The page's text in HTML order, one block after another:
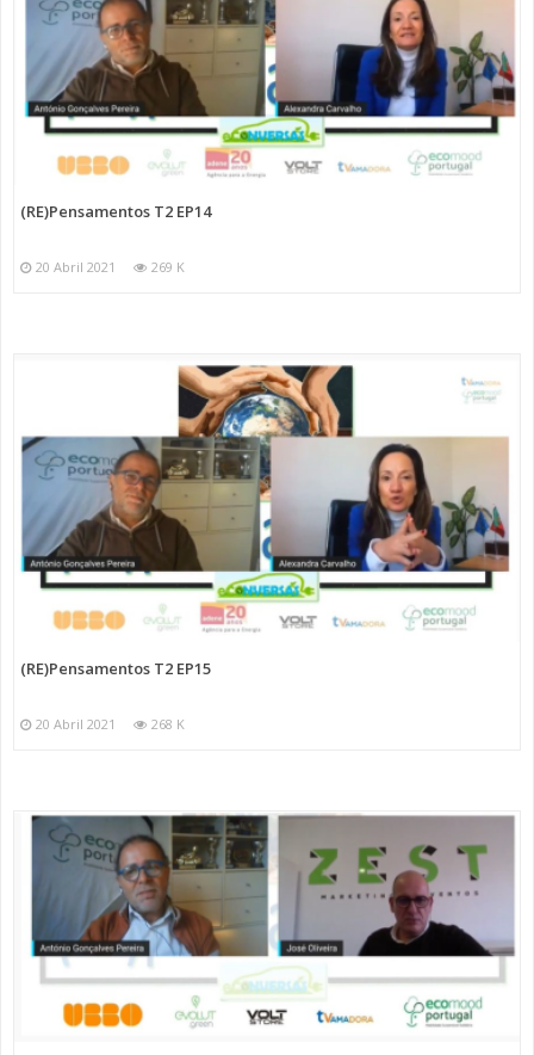
(RE)Pensamentos T2 EP14
20 Abril 2021 269 K
(RE)Pensamentos T2 EP15
20 Abril 2021 268 K